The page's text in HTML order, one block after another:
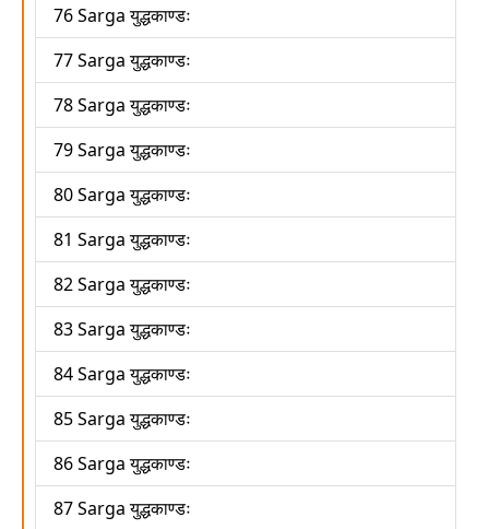
76 Sarga युद्धकाण्डः
77 Sarga युद्धकाण्डः
78 Sarga युद्धकाण्डः
79 Sarga युद्धकाण्डः
80 Sarga युद्धकाण्डः
81 Sarga युद्धकाण्डः
82 Sarga युद्धकाण्डः
83 Sarga युद्धकाण्डः
84 Sarga युद्धकाण्डः
85 Sarga युद्धकाण्डः
86 Sarga युद्धकाण्डः
87 Sarga युद्धकाण्डः